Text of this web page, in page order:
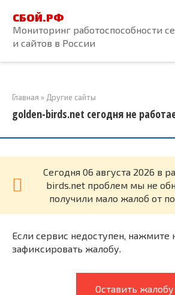
контенту
СБОЙ.РФ
Мониторинг работоспособности
и сайтов в России
Главная » Другие сайты
golden-birds.net сегодня не
Cегодня 06 августа 2026 в
birds.net проблем мы не
получили мало жалоб от
Если сервис недоступен, нажмите
зафиксировать жалобу.
Оставить жалобу